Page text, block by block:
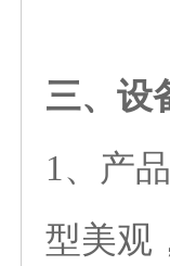
三、设
1、产
型美观